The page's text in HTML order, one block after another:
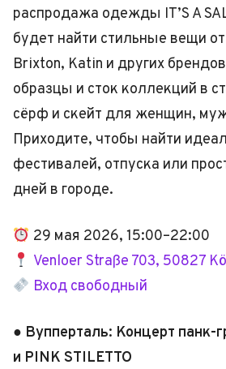
распродажа одежды IT’S A
будет найти стильные вещи
Brixton, Katin и других
образцы и сток коллекций в
сёрф и скейт для женщин,
Приходите, чтобы найти
фестивалей, отпуска или
дней в городе.
29 мая 2026, 15:00–22:00
Venloer Straße 703, 50827
Вход свободный
● Вупперталь: Концерт панк-
и PINK STILETTO